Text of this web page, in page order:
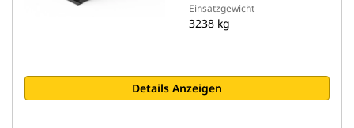
Einsatzgewicht
3238 kg
Details Anzeigen